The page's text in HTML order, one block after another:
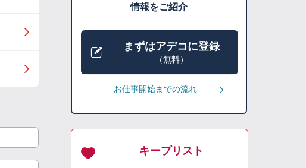
情報をご紹介
まずはアデコに登録
（無料）
お仕事開始までの流れ
キープリスト